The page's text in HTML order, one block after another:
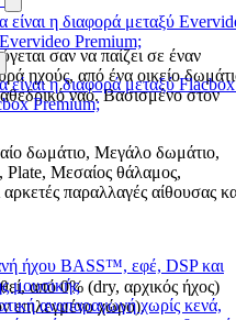
είναι η διαφορά μεταξύ
Premium;
είναι η διαφορά μεταξύ Flacbox
Premium;
ήχου BASS™, εφέ, DSP και
μουσικής
αναπαραγωγή χωρίς κενά,
σαν να παίζει σε έναν
ηχούς, από ένα οικείο
ναό. Βασισμένο στον
δωμάτιο, Μεγάλο δωμάτιο,
Μεσαίος θάλαμος,
παραλλαγές αίθουσας
από 0% (dry, αρχικός ήχος)
επιλεγμένο χώρο).